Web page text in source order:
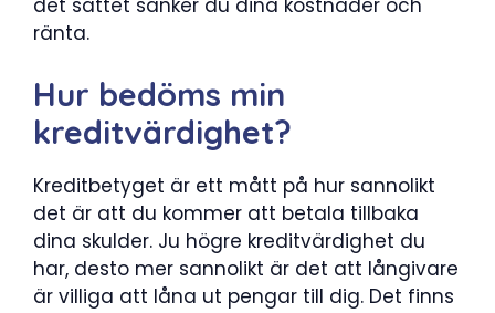
ränta.
Hur bedöms min
kreditvärdighet?
Kreditbetyget är ett mått på hur sannolikt
det är att du kommer att betala tillbaka
dina skulder. Ju högre kreditvärdighet du
har, desto mer sannolikt är det att långivare
är villiga att låna ut pengar till dig. Det finns